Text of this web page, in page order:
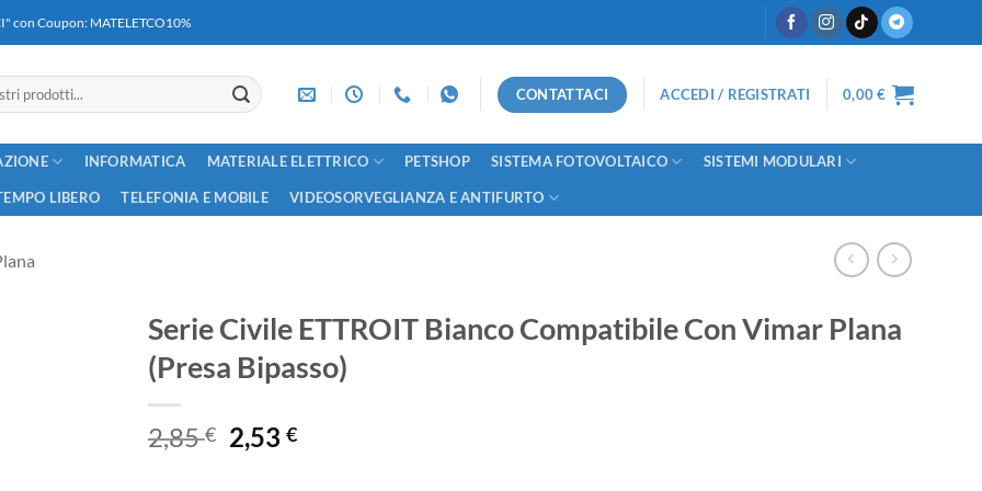
con Coupon: MATELETCO10%
CONTATTACI ACCEDI / REGISTRATI 0,00€
INFORMATICA MATERIALE ELETTRICO PETSHOP SISTEMA FOTOVOLTAICO SISTEMI MODULARI
LIBERO TELEFONIA E MOBILE VIDEOSORVEGLIANZA E ANTIFURTO
Serie Civile ETTROIT Bianco Compatibile Con Vimar Plana
(Presa Bipasso)
2,85€ Il
prezzo
2,53€Il